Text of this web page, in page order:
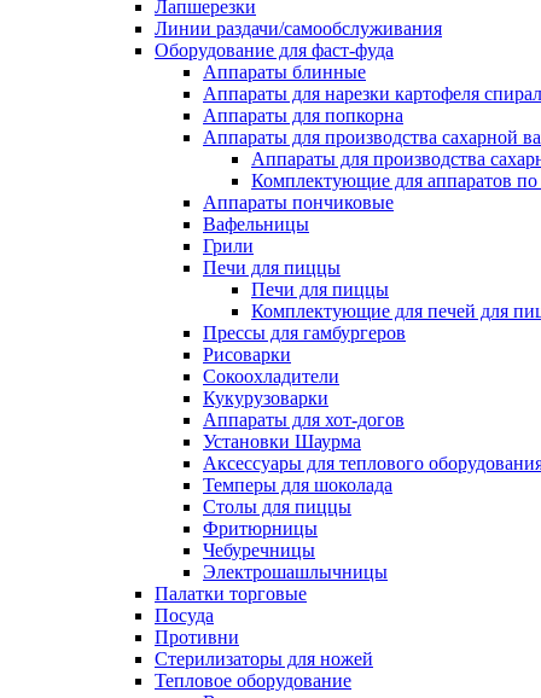
Лапшерезки
Линии раздачи/самообслуживания
Оборудование для фаст-фуда
Аппараты блинные
Аппараты для нарезки картофеля
Аппараты для попкорна
Аппараты для производства сахарной
Аппараты для производства
Комплектующие для аппаратов по
Аппараты пончиковые
Вафельницы
Грили
Печи для пиццы
Печи для пиццы
Комплектующие для печей для
Прессы для гамбургеров
Рисоварки
Сокоохладители
Кукурузоварки
Аппараты для хот-догов
Установки Шаурма
Аксессуары для теплового
Темперы для шоколада
Столы для пиццы
Фритюрницы
Чебуречницы
Электрошашлычницы
Палатки торговые
Посуда
Противни
Стерилизаторы для ножей
Тепловое оборудование